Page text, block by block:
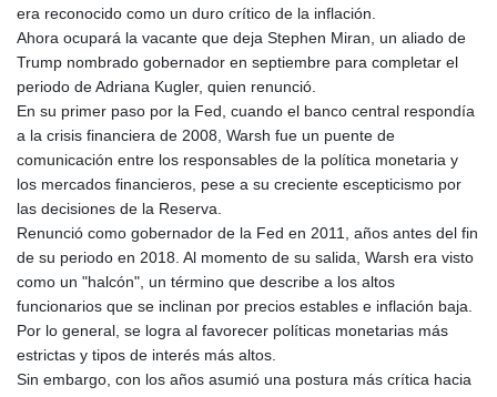
era reconocido como un duro crítico de la inflación.
Ahora ocupará la vacante que deja Stephen Miran, un aliado de
Trump nombrado gobernador en septiembre para completar el
periodo de Adriana Kugler, quien renunció.
En su primer paso por la Fed, cuando el banco central respondía
a la crisis financiera de 2008, Warsh fue un puente de
comunicación entre los responsables de la política monetaria y
los mercados financieros, pese a su creciente escepticismo por
las decisiones de la Reserva.
Renunció como gobernador de la Fed en 2011, años antes del fin
de su periodo en 2018. Al momento de su salida, Warsh era visto
como un "halcón", un término que describe a los altos
funcionarios que se inclinan por precios estables e inflación baja.
Por lo general, se logra al favorecer políticas monetarias más
estrictas y tipos de interés más altos.
Sin embargo, con los años asumió una postura más crítica hacia